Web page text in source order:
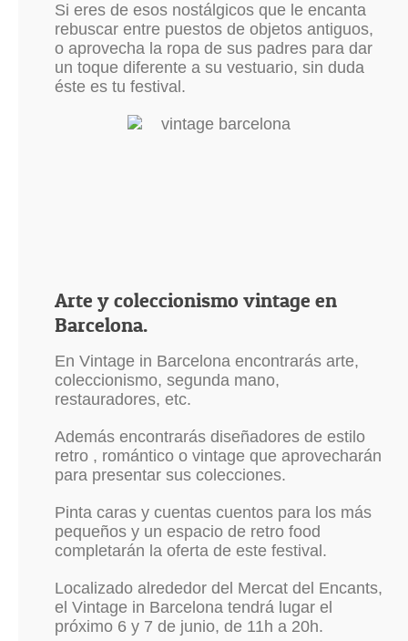
Si eres de esos nostálgicos que le encanta
rebuscar entre puestos de objetos antiguos,
o aprovecha la ropa de sus padres para dar
un toque diferente a su vestuario, sin duda
éste es tu festival.
Arte y coleccionismo vintage en
Barcelona.
En Vintage in Barcelona encontrarás arte,
coleccionismo, segunda mano,
restauradores, etc.
Además encontrarás diseñadores de estilo
retro , romántico o vintage que aprovecharán
para presentar sus colecciones.
Pinta caras y cuentas cuentos para los más
pequeños y un espacio de retro food
completarán la oferta de este festival.
Localizado alrededor del Mercat del Encants,
el Vintage in Barcelona tendrá lugar el
próximo 6 y 7 de junio, de 11h a 20h.